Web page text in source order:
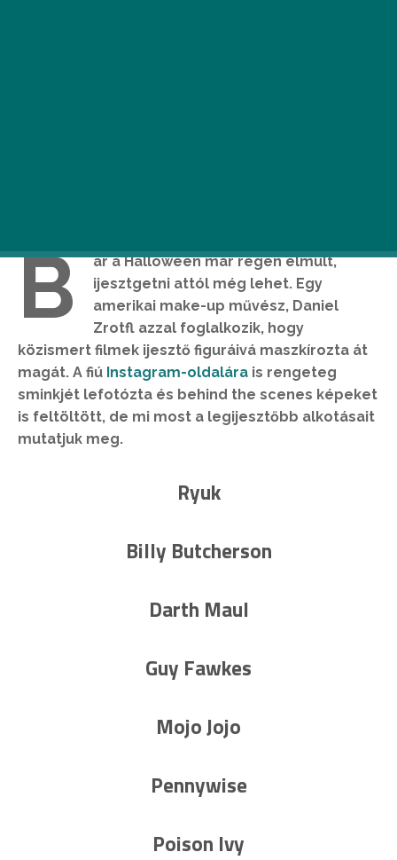
B
ár a Halloween már régen elmúlt,
ijesztgetni attól még lehet. Egy
amerikai make-up művész, Daniel
Zrotfl azzal foglalkozik, hogy
közismert filmek ijesztő figuráivá maszkírozta át
magát. A fiú Instagram-oldalára is rengeteg
sminkjét lefotózta és behind the scenes képeket
is feltöltött, de mi most a legijesztőbb alkotásait
mutatjuk meg.
Ryuk
Billy Butcherson
Darth Maul
Guy Fawkes
Mojo Jojo
Pennywise
Poison Ivy